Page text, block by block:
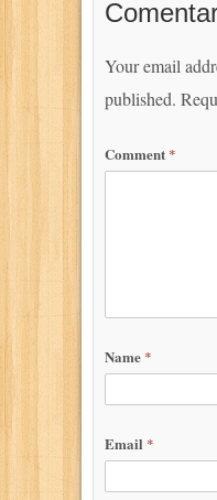
Your email
published.
Comment *
Name *
Email *